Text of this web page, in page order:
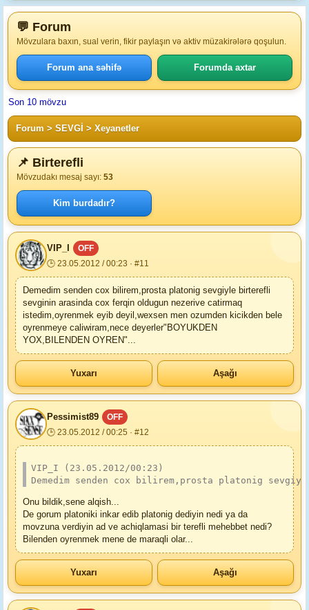
💬 Forum
Mövzulara baxın, sual verin, fikir paylaşın və aktiv müzakirələrə qoşulun.
Forum ana səhifə Forumda axtar
Son 10 mövzu
Forum > SEVGİ > Xeyanetler
📌 Birterefli
Mövzudakı mesaj sayı: 53
Kim burdadır?
VIP_I
OFF
🕒 23.05.2012 / 00:23 · #11
Demedim senden cox bilirem,prosta platonig sevgiyle birterefli
sevginin arasinda cox ferqin oldugun nezerive catirmaq
istedim,oyrenmek eyib deyil,wexsen men ozumden kicikden bele
oyrenmeye caliwiram,nece deyerler"BOYUKDEN
YOX,BILENDEN OYREN"...
Yuxarı Aşağı
Pessimist89
OFF
🕒 23.05.2012 / 00:25 · #12
VIP_I (23.05.2012/00:23)
Demedim senden cox bilirem,prosta platonig
Onu bildik,sene alqish...
De gorum platoniki inkar edib platonig dediyin nedi ya da
movzuna verdiyin ad ve achiqlamasi bir terefli mehebbet nedi?
Bilenden oyrenmek mene de maraqli olar...
Yuxarı Aşağı